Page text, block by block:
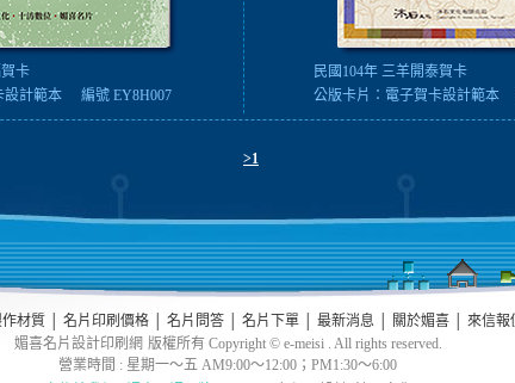
卡
設計範本 編號 EY8H007
民國104年 三羊開泰賀卡
公版卡片： 電子賀卡設計範本
>1
材質 名片印刷價格 名片問答 名片下單 最新消息 關於媚喜 來信報
媚喜名片設計印刷網 版權所有 Copyright © e-meisi . All rights reserved.
營業時間 : 星期一～五 AM9:00～12:00；PM1:30～6:00